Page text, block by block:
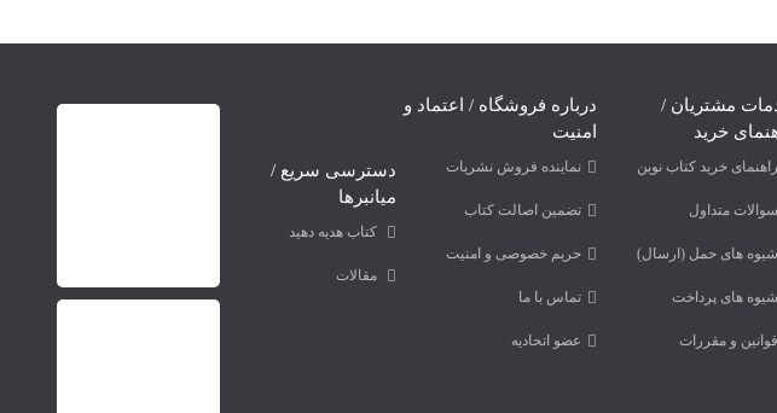
مشتریان /
خرید
راهنمای خرید کتاب نوین
سوالات متداول
شیوه های حمل (ارسال)
شیوه های پرداخت
قوانین و مقررات
درباره فروشگاه / اعتماد و
امنیت
نماینده فروش نشریات
تضمین اصالت کتاب
حریم خصوصی و امنیت
تماس با ما
عضو اتحادیه
دسترسی سریع /
میانبرها
کتاب هدیه دهید
مقالات